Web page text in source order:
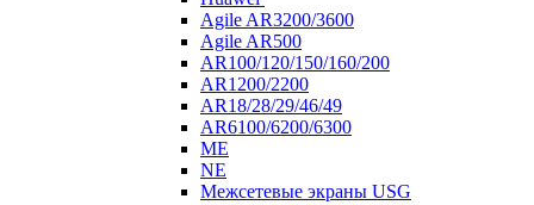
Agile AR3200/3600
Agile AR500
AR100/120/150/160/200
AR1200/2200
AR18/28/29/46/49
AR6100/6200/6300
ME
NE
Межсетевые экраны USG